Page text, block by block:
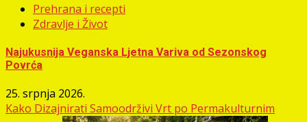
Prehrana i recepti
Zdravlje i Život
Najukusnija Veganska Ljetna Variva od Sezonskog
Povrća
25. srpnja 2026.
Kako Dizajnirati Samoodrživi Vrt po Permakulturnim